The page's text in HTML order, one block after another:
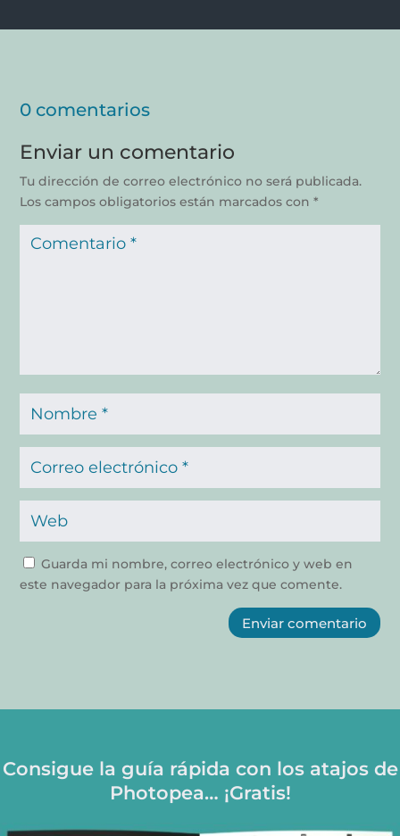
0 comentarios
Enviar un comentario
Tu dirección de correo electrónico no será publicada.
Los campos obligatorios están marcados con*
Guarda mi nombre, correo electrónico y web en
este navegador para la próxima vez que comente.
Enviar comentario
Consigue la guía rápida con los atajos de
Photopea… ¡Gratis!